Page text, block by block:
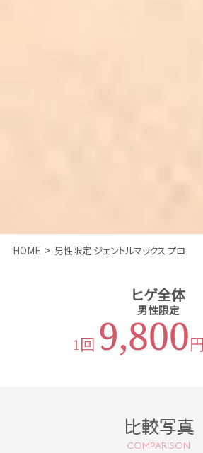
HOME 男性限定 ジェントルマックス プロ
ヒゲ全体
男性限定
1回 9,800 円
比較写真
COMPARISON